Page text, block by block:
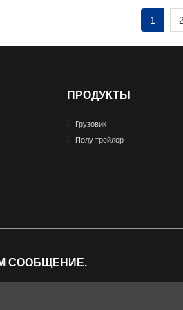
1
2
ПРОДУКТЫ
Грузовик
Полу трейлер
СООБЩЕНИЕ.